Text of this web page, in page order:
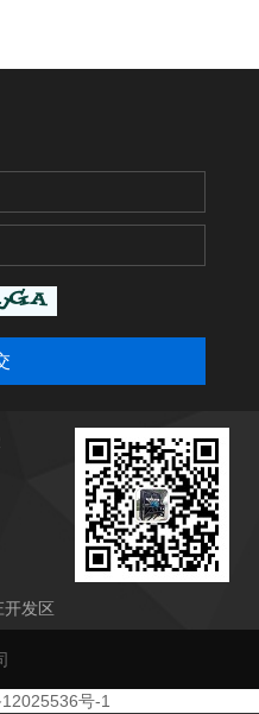
发区
司
号-1